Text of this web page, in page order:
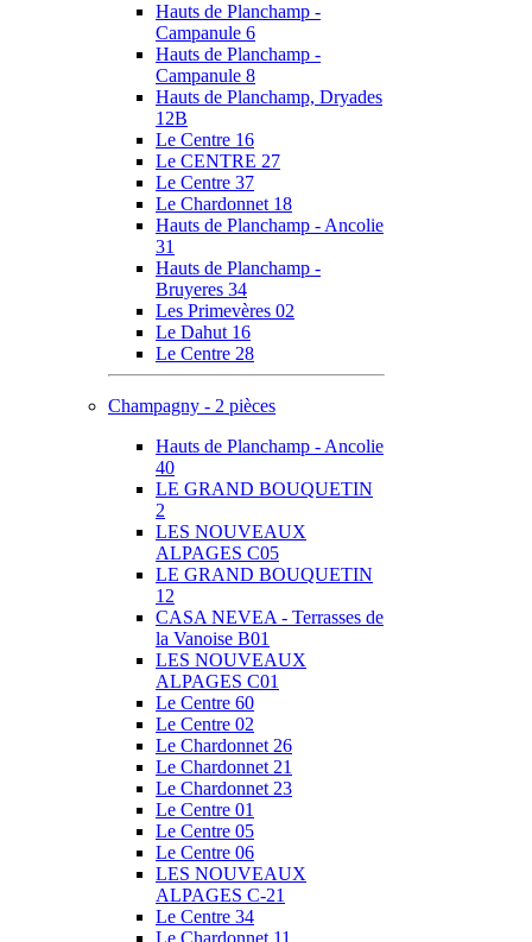
Hauts de Planchamp -
Campanule 6
Hauts de Planchamp -
Campanule 8
Hauts de Planchamp, Dryades
12B
Le Centre 16
Le CENTRE 27
Le Centre 37
Le Chardonnet 18
Hauts de Planchamp - Ancolie
31
Hauts de Planchamp -
Bruyeres 34
Les Primevères 02
Le Dahut 16
Le Centre 28
Champagny - 2 pièces
Hauts de Planchamp - Ancolie
40
LE GRAND BOUQUETIN
2
LES NOUVEAUX
ALPAGES C05
LE GRAND BOUQUETIN
12
CASA NEVEA - Terrasses de
la Vanoise B01
LES NOUVEAUX
ALPAGES C01
Le Centre 60
Le Centre 02
Le Chardonnet 26
Le Chardonnet 21
Le Chardonnet 23
Le Centre 01
Le Centre 05
Le Centre 06
LES NOUVEAUX
ALPAGES C-21
Le Centre 34
Le Chardonnet 11